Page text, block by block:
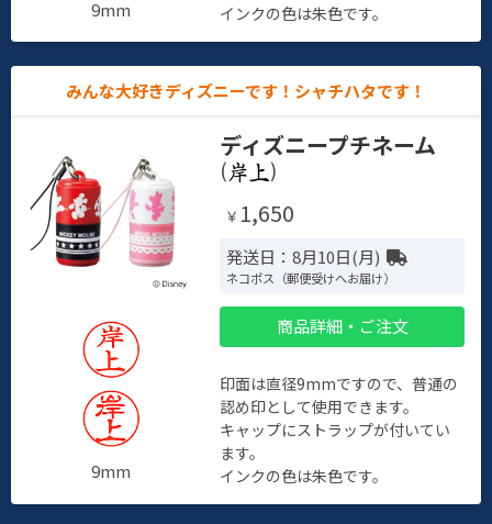
9mm
インクの色は朱色です。
みんな大好きディズニーです！シャチハタです！
9mm
ディズニープチネーム
( )
￥ 1,650
発送日：8月10日(月)
ネコポス（郵便受けへお届け）
商品詳細・ご注文
印面は直径9mmですので、普通の
認め印として使用できます。
キャップにストラップが付いてい
ます。
インクの色は朱色です。